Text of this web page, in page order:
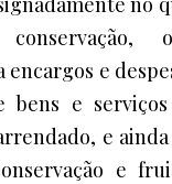
e
bens e serviços
e
e